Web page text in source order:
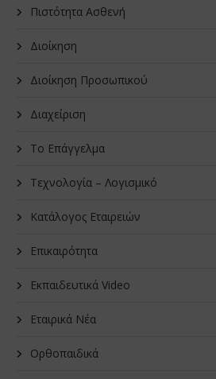
Πιστότητα Ασθενή
Διοίκηση
Διοίκηση Προσωπικού
Διαχείριση
Το Επάγγελμα
Τεχνολογία – Λογισμικό
Κατάλογος Εταιρειών
Επικαιρότητα
Εκπαιδευτικά Video
Εταιρικά Νέα
Oρθοπαιδικά